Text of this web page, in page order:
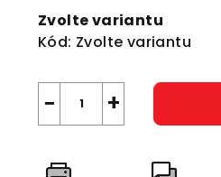
cena:
Zvolte variantu
Kód: Zvolte variantu
+
−